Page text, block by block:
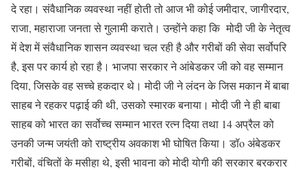
दे रहा। संवैधानिक व्यवस्था नहीं होती तो आज भी कोई जमीदार, जागीरदार,
राजा, महाराजा जनता से गुलामी कराते। उन्होंने कहा कि मोदी जी के नेतृत्व
में देश में संवैधानिक शासन व्यवस्था चल रही है और गरीबों की सेवा सर्वोपरि
है, इस पर कार्य हो रहा है। भाजपा सरकार ने आंबेडकर जी को वह सम्मान
दिया, जिसके वह सच्चे हकदार थे। मोदी जी ने लंदन के जिस मकान में बाबा
साहब ने रहकर पढ़ाई की थी, उसको स्मारक बनाया। मोदी जी ने ही बाबा
साहब को भारत का सर्वोच्च सम्मान भारत रत्न दिया तथा 14 अप्रैल को
उनकी जन्म जयंती को राष्ट्रीय अवकाश भी घोषित किया। डॉo अंबेडकर
गरीबों, वंचितों के मसीहा थे, इसी भावना को मोदी योगी की सरकार बरकरार